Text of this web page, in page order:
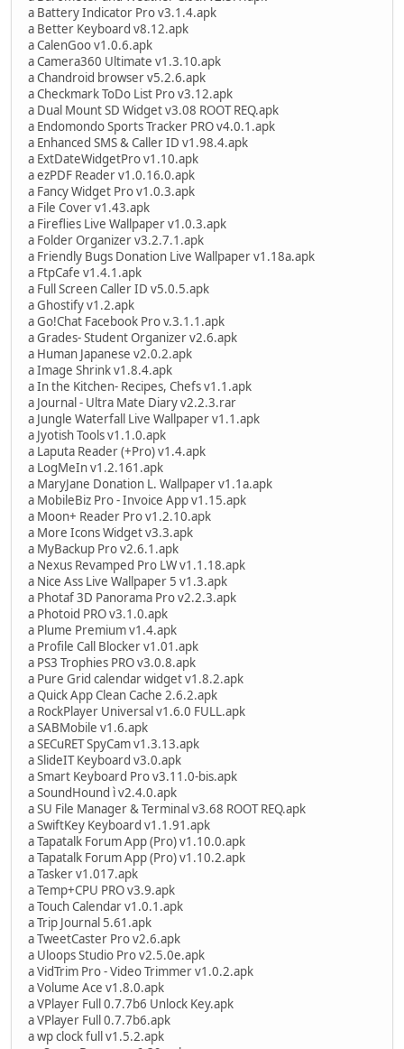
a Battery Indicator Pro v3.1.4.apk
a Better Keyboard v8.12.apk
a CalenGoo v1.0.6.apk
a Camera360 Ultimate v1.3.10.apk
a Chandroid browser v5.2.6.apk
a Checkmark ToDo List Pro v3.12.apk
a Dual Mount SD Widget v3.08 ROOT REQ.apk
a Endomondo Sports Tracker PRO v4.0.1.apk
a Enhanced SMS & Caller ID v1.98.4.apk
a ExtDateWidgetPro v1.10.apk
a ezPDF Reader v1.0.16.0.apk
a Fancy Widget Pro v1.0.3.apk
a File Cover v1.43.apk
a Fireflies Live Wallpaper v1.0.3.apk
a Folder Organizer v3.2.7.1.apk
a Friendly Bugs Donation Live Wallpaper v1.18a.apk
a FtpCafe v1.4.1.apk
a Full Screen Caller ID v5.0.5.apk
a Ghostify v1.2.apk
a Go!Chat Facebook Pro v.3.1.1.apk
a Grades- Student Organizer v2.6.apk
a Human Japanese v2.0.2.apk
a Image Shrink v1.8.4.apk
a In the Kitchen- Recipes, Chefs v1.1.apk
a Journal - Ultra Mate Diary v2.2.3.rar
a Jungle Waterfall Live Wallpaper v1.1.apk
a Jyotish Tools v1.1.0.apk
a Laputa Reader (+Pro) v1.4.apk
a LogMeIn v1.2.161.apk
a MaryJane Donation L. Wallpaper v1.1a.apk
a MobileBiz Pro - Invoice App v1.15.apk
a Moon+ Reader Pro v1.2.10.apk
a More Icons Widget v3.3.apk
a MyBackup Pro v2.6.1.apk
a Nexus Revamped Pro LW v1.1.18.apk
a Nice Ass Live Wallpaper 5 v1.3.apk
a Photaf 3D Panorama Pro v2.2.3.apk
a Photoid PRO v3.1.0.apk
a Plume Premium v1.4.apk
a Profile Call Blocker v1.01.apk
a PS3 Trophies PRO v3.0.8.apk
a Pure Grid calendar widget v1.8.2.apk
a Quick App Clean Cache 2.6.2.apk
a RockPlayer Universal v1.6.0 FULL.apk
a SABMobile v1.6.apk
a SECuRET SpyCam v1.3.13.apk
a SlideIT Keyboard v3.0.apk
a Smart Keyboard Pro v3.11.0-bis.apk
a SoundHound ì v2.4.0.apk
a SU File Manager & Terminal v3.68 ROOT REQ.apk
a SwiftKey Keyboard v1.1.91.apk
a Tapatalk Forum App (Pro) v1.10.0.apk
a Tapatalk Forum App (Pro) v1.10.2.apk
a Tasker v1.017.apk
a Temp+CPU PRO v3.9.apk
a Touch Calendar v1.0.1.apk
a Trip Journal 5.61.apk
a TweetCaster Pro v2.6.apk
a Uloops Studio Pro v2.5.0e.apk
a VidTrim Pro - Video Trimmer v1.0.2.apk
a Volume Ace v1.8.0.apk
a VPlayer Full 0.7.7b6 Unlock Key.apk
a VPlayer Full 0.7.7b6.apk
a wp clock full v1.5.2.apk